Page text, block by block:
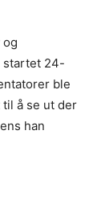
og
startet 24-
ble
å se ut der
han